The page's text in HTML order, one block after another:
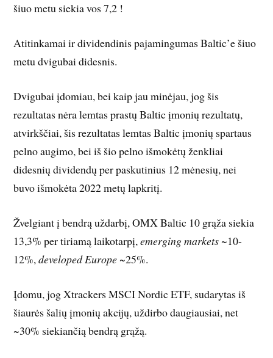
šiuo metu siekia vos 7,2 !
Atitinkamai ir dividendinis pajamingumas Baltic’e šiuo
metu dvigubai didesnis.
Dvigubai įdomiau, bei kaip jau minėjau, jog šis
rezultatas nėra lemtas prastų Baltic įmonių rezultatų,
atvirkščiai, šis rezultatas lemtas Baltic įmonių spartaus
pelno augimo, bei iš šio pelno išmokėtų ženkliai
didesnių dividendų per paskutinius 12 mėnesių, nei
buvo išmokėta 2022 metų lapkritį.
Žvelgiant į bendrą uždarbį, OMX Baltic 10 grąža siekia
13,3% per tiriamą laikotarpį,emerging markets ~10-
12%,developed Europe ~25%.
Įdomu, jog Xtrackers MSCI Nordic ETF, sudarytas iš
šiaurės šalių įmonių akcijų, uždirbo daugiausiai, net
~30% siekiančią bendrą grąžą.